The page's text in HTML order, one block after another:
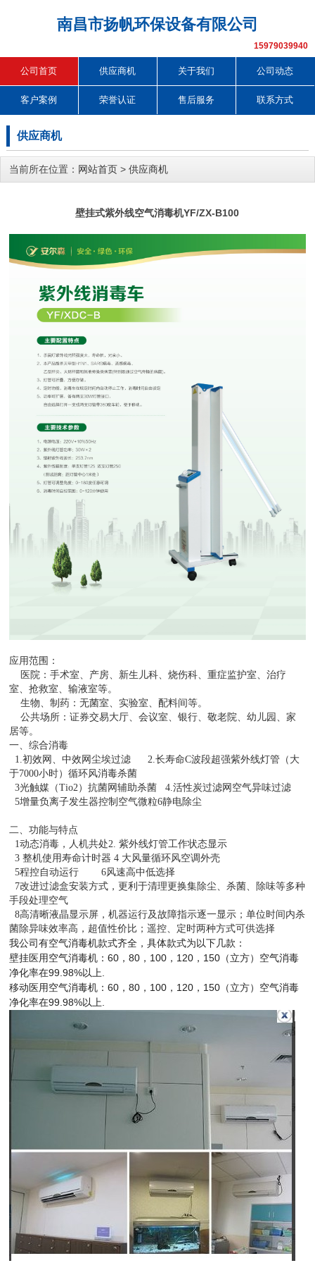
南昌市扬帆环保设备有限公司
15979039940
公司首页 供应商机 关于我们 公司动态
客户案例 荣誉认证 售后服务 联系方式
供应商机
当前所在位置： 网站首页 > 供应商机
壁挂式紫外线空气消毒机YF/ZX-B100
应用范围：
医院：手术室、产房、新生儿科、烧伤科、重症监护室、治疗
室、抢救室、输液室等。
生物、制药：无菌室、实验室、配料间等。
公共场所：证券交易大厅、会议室、银行、敬老院、幼儿园、家
居等。
一、综合消毒
1.初效网、中效网尘埃过滤 2.长寿命C波段超强紫外线灯管（大
于7000小时）循环风消毒杀菌
3光触媒（Tio2 ）抗菌网辅助杀菌 4.活性炭过滤网空气异味过滤
5增量负离子发生器控制空气微粒6静电除尘
二、功能与特点
1动态消毒，人机共处2.紫外线灯管工作状态显示
3整机使用寿命计时器4 大风量循环风空调外壳
5程控自动运行 6 风速高中低选择
7改进过滤盒安装方式，更利于清理更换集除尘、杀菌、除味等多种
手段处理空气
8高清晰液晶显示屏，机器运行及故障指示逐一显示；单位时间内杀
菌除异味效率高，超值性价比；遥控、定时两种方式可供选择
我公司有空气消毒机款式齐全，具体款式为以下几款：
壁挂医用空气消毒机：60 ，80 ， 100 ， 120 ， 150 （立方）空气消毒
净化率在99.98%以上
移动医用空气消毒机：60 ，80 ， 100 ， 120 ， 150 （立方）空气消毒
净化率在99.98%以上